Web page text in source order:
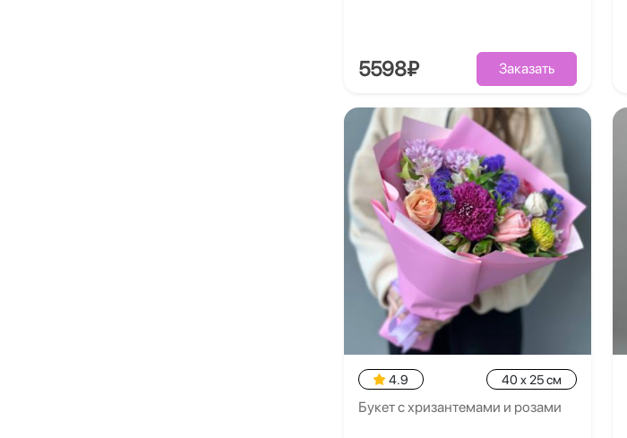
5598₽ Заказать
4.9 40 x 25 см
Букет с хризантемами и розами